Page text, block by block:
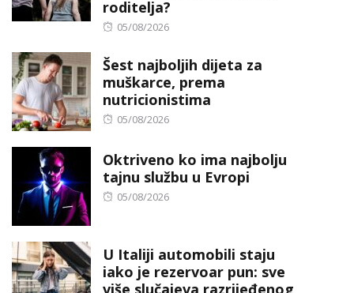
roditelja?
Posted
05/08/2026
Šest najboljih dijeta za
muškarce, prema
nutricionistima
Posted
05/08/2026
Oktriveno ko ima najbolju
tajnu službu u Evropi
Posted
05/08/2026
U Italiji automobili staju
iako je rezervoar pun: sve
više slučajeva razrijeđenog